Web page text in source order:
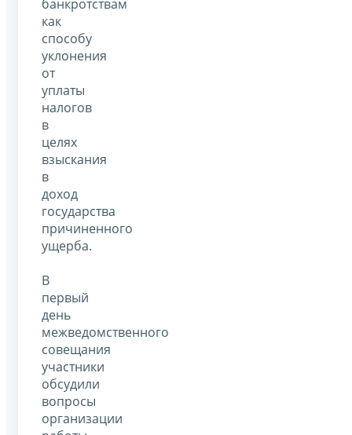
банкротствам
как
способу
уклонения
от
уплаты
налогов
в
целях
взыскания
в
доход
государства
причиненного
ущерба.
В
первый
день
межведомственного
совещания
участники
обсудили
вопросы
организации